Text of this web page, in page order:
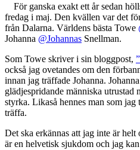
För ganska exakt ett år sedan
fredag i maj. Den kvällen var det
från Dalarna. Världens bästa Towe
Johanna @Johannas Snellman.
Som Towe skriver i sin bloggpost,
också jag ovetandes om den
innan jag träffade Johanna.
glädjespridande människa utrustad
styrka. Likaså hennes man som
träffa.
Det ska erkännas att jag inte är
är en helvetisk sjukdom och jag